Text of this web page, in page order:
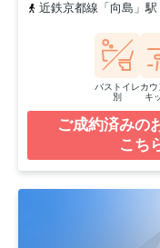
近鉄京都線「向島」
バストイレ
別
カウ
キ
ご成約済みの
こち